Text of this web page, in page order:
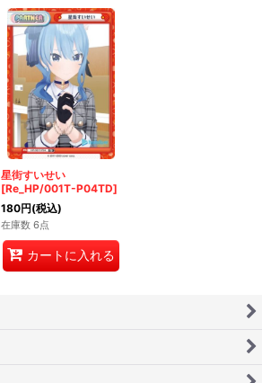
星街すいせい
[Re_HP/001T-P04TD]
180円(税込)
在庫数 6点
カートに入れる